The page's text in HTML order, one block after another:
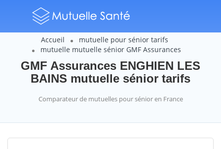
Accueil
mutuelle pour sénior tarifs
mutuelle mutuelle sénior GMF Assurances
GMF Assurances ENGHIEN LES
BAINS mutuelle sénior tarifs
Comparateur de mutuelles pour sénior en France